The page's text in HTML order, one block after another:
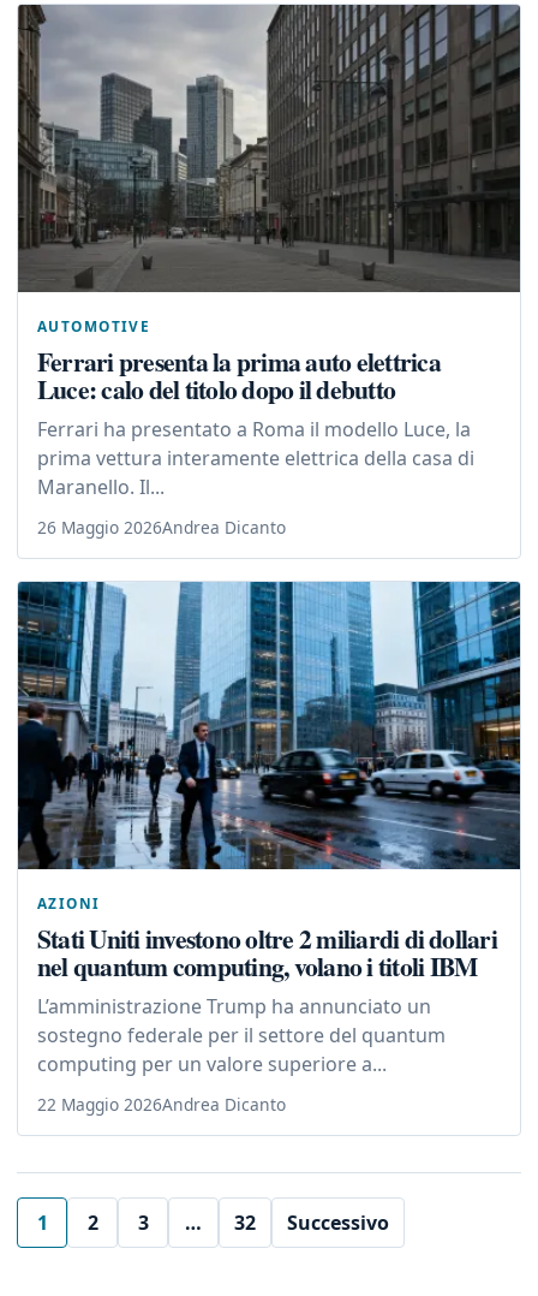
AUTOMOTIVE
Ferrari presenta la prima auto elettrica
Luce: calo del titolo dopo il debutto
Ferrari ha presentato a Roma il modello Luce, la
prima vettura interamente elettrica della casa di
Maranello. Il...
26 Maggio 2026Andrea Dicanto
AZIONI
Stati Uniti investono oltre 2 miliardi di dollari
nel quantum computing, volano i titoli IBM
L’amministrazione Trump ha annunciato un
sostegno federale per il settore del quantum
computing per un valore superiore a...
22 Maggio 2026Andrea Dicanto
1 2 3 … 32 Successivo